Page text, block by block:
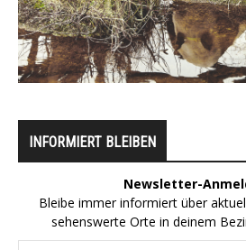
INFORMIERT BLEIBEN
Newsletter-
Bleibe immer informiert über
sehenswerte Orte in deinem